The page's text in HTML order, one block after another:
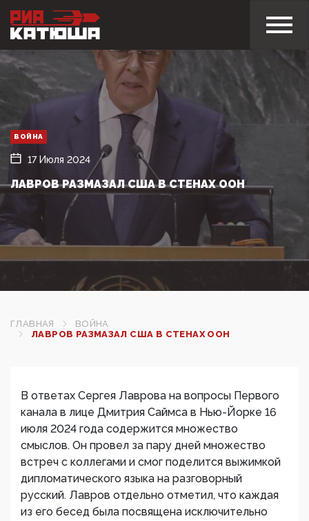
ВОЙНА
17 Июля 2024
ЛАВРОВ РАЗМАЗАЛ США В СТЕНАХ ООН
ГЛАВНАЯ
ВОЙНА
ЛАВРОВ РАЗМАЗАЛ США В СТЕНАХ ООН
В ответах Сергея Лаврова на вопросы Первого
канала в лице Дмитрия Саймса в Нью-Йорке 16
июля 2024 года содержится множество
смыслов. Он провел за пару дней множество
встреч с коллегами и смог поделится выжимкой
дипломатического языка на разговорный
русский. Лавров отдельно отметил, что каждая
из его бесед была посвящена исключительно